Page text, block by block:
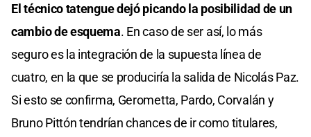
El técnico tatengue dejó picando la posibilidad de un
cambio de esquema. En caso de ser así, lo más
seguro es la integración de la supuesta línea de
cuatro, en la que se produciría la salida de Nicolás Paz.
Si esto se confirma, Gerometta, Pardo, Corvalán y
Bruno Pittón tendrían chances de ir como titulares,